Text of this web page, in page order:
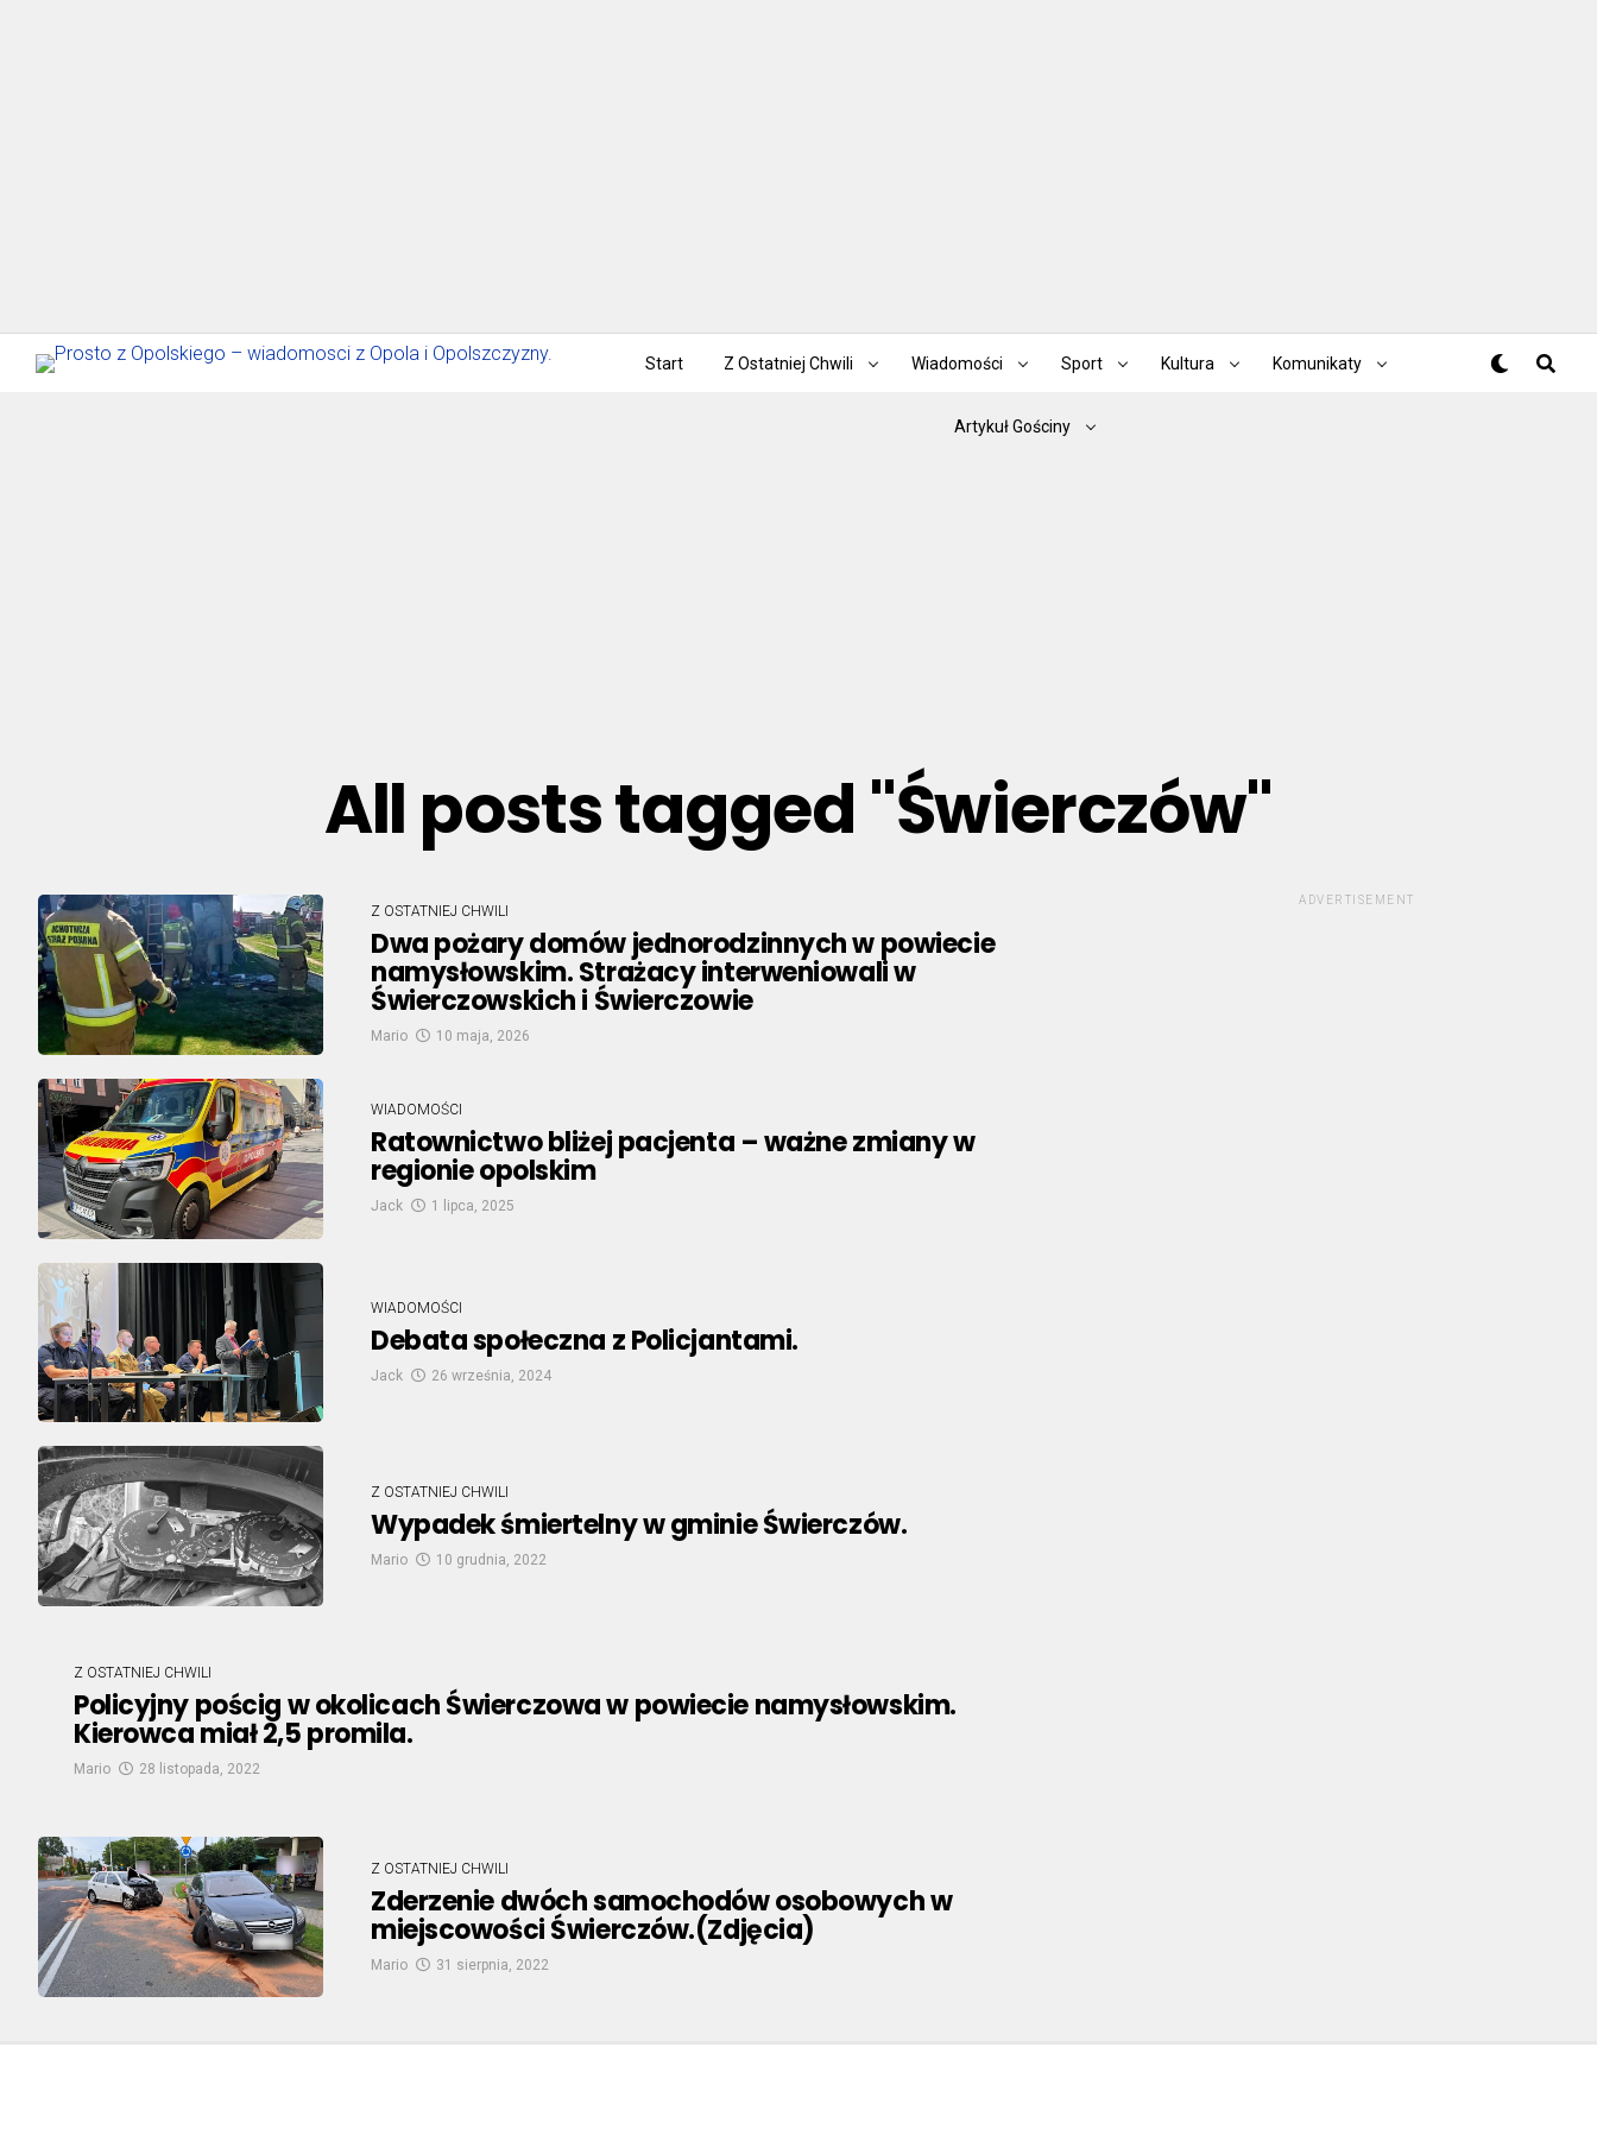
Start Z Ostatniej Chwili Wiadomości Sport Kultura Komunikaty
Artykuł Gościny
All posts tagged "Świerczów"
Z OSTATNIEJ CHWILI
Dwa pożary domów jednorodzinnych w powiecie
namysłowskim. Strażacy interweniowali w
Świerczowskich i Świerczowie
Mario 10 maja, 2026
WIADOMOŚCI
Ratownictwo bliżej pacjenta – ważne zmiany w
regionie opolskim
Jack 1 lipca, 2025
WIADOMOŚCI
Debata społeczna z Policjantami.
Jack 26 września, 2024
Z OSTATNIEJ CHWILI
Wypadek śmiertelny w gminie Świerczów.
Mario 10 grudnia, 2022
Z OSTATNIEJ CHWILI
Policyjny pościg w okolicach Świerczowa w powiecie namysłowskim.
Kierowca miał 2,5 promila.
Mario 28 listopada, 2022
Z OSTATNIEJ CHWILI
Zderzenie dwóch samochodów osobowych w
miejscowości Świerczów.(Zdjęcia)
Mario 31 sierpnia, 2022
ADVERTISEMENT